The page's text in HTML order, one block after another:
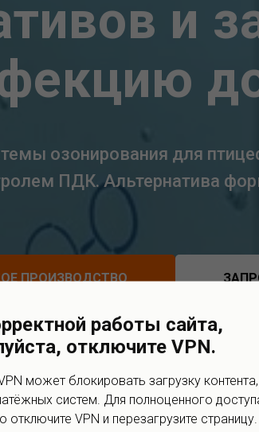
и
озонирования для
ПДК. Альтернатива
ПРОИЗВОДСТВО
работы сайта,
отключите VPN.
может блокировать загрузку контента,
систем. Для полноценного
отключите VPN и перезагрузите страницу.